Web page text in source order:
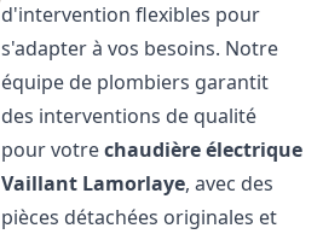
d'intervention flexibles pour
s'adapter à vos besoins. Notre
équipe de plombiers garantit
des interventions de qualité
pour votrechaudière électrique
Vaillant Lamorlaye, avec des
pièces détachées originales et